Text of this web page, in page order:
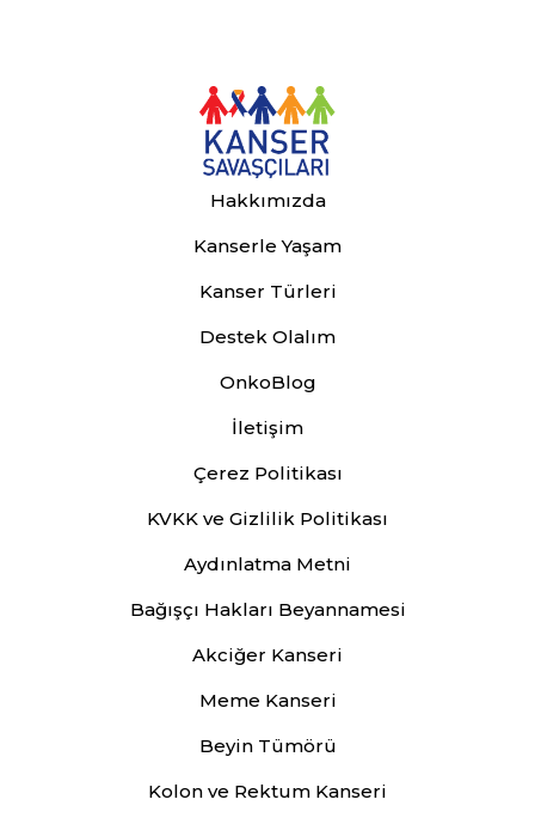
Hakkımızda
Kanserle Yaşam
Kanser Türleri
Destek Olalım
OnkoBlog
İletişim
Çerez Politikası
KVKK ve Gizlilik Politikası
Aydınlatma Metni
Bağışçı Hakları Beyannamesi
Akciğer Kanseri
Meme Kanseri
Beyin Tümörü
Kolon ve Rektum Kanseri